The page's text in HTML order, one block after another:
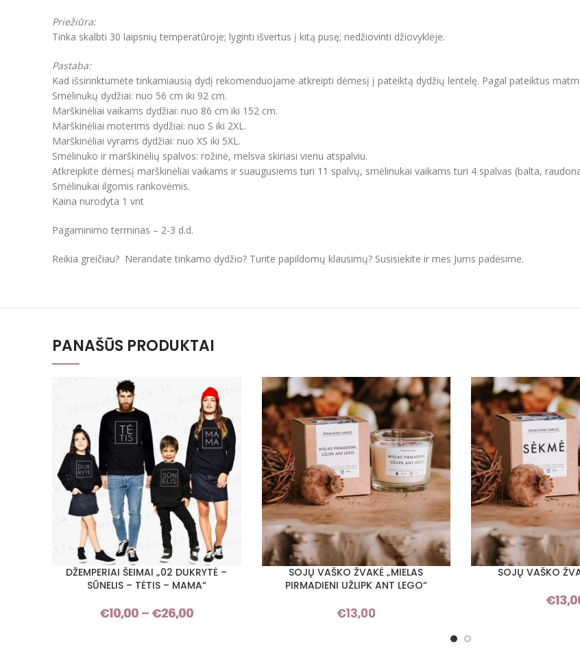
Priežiūra:
Tinka skalbti 30 laipsnių temperatūroje; lyginti išvertus į kitą pusę; nedžiovinti džiovyklėje.
Pastaba:
Kad išsirinktumėte tinkamiausią dydį rekomenduojame atkreipti dėmesį į pateiktą dydžių lentelę. Pagal pateiktus
Smėlinukų dydžiai: nuo 56 cm iki 92 cm.
Marškinėliai vaikams dydžiai: nuo 86 cm iki 152 cm.
Marškinėliai moterims dydžiai: nuo S iki 2XL.
Marškinėliai vyrams dydžiai: nuo XS iki 5XL.
Smėlinuko ir marškinėlių spalvos: rožinė, melsva skiriasi vienu atspalviu.
Atkreipkite dėmesį marškinėliai vaikams ir suaugusiems turi 11 spalvų, smėlinukai vaikams turi 4 spalvas (balta,
Smėlinukai ilgomis rankovėmis.
Kaina nurodyta 1 vnt
Pagaminimo terminas – 2-3 d.d.
Reikia greičiau? Nerandate tinkamo dydžio? Turite papildomų klausimų? Susisiekite ir mes Jums padėsime.
PANAŠŪS PRODUKTAI
PASIRINKTI SAVYBES
DŽEMPERIAI ŠEIMAI „02 DUKRYTĖ –
SŪNELIS – TĖTIS – MAMA“
€10,00 – €26,00
PASIRINKTI SAVYBES
SOJŲ VAŠKO ŽVAKĖ „MIELAS
PIRMADIENI UŽLIPK ANT LEGO“
€13,00
PASIRINKTI SAVYBES
SOJŲ VAŠKO
€